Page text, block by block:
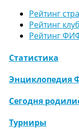
Рейтинг
Рейтинг
Рейтинг
Статистика
Энциклопедия
Сегодня
Турниры